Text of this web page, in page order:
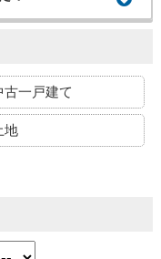
古一戸建て
地